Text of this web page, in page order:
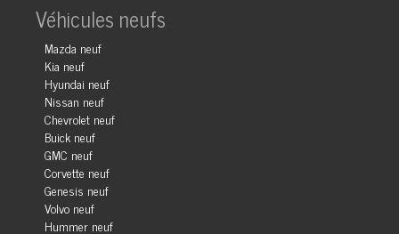
Véhicules neufs
Mazda neuf
Kia neuf
Hyundai neuf
Nissan neuf
Chevrolet neuf
Buick neuf
GMC neuf
Corvette neuf
Genesis neuf
Volvo neuf
Hummer neuf